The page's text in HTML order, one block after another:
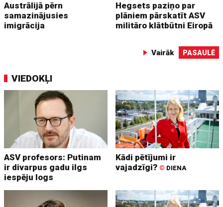
Austrālijā pērn
samazinājusies
imigrācija
Hegsets paziņo par
plāniem pārskatīt ASV
militāro klātbūtni Eiropā
Vairāk PASAULĒ
VIEDOKĻI
ASV profesors: Putinam
ir divarpus gadu ilgs
iespēju logs
Kādi pētījumi ir
vajadzīgi? © DIENA